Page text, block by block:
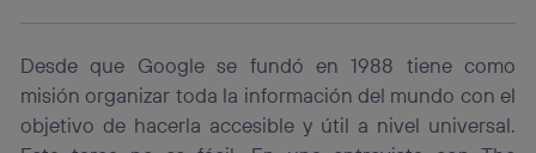
Desde que Google se fundó en 1988 tiene como
misión organizar toda la información del mundo con el
objetivo de hacerla accesible y útil a nivel universal.